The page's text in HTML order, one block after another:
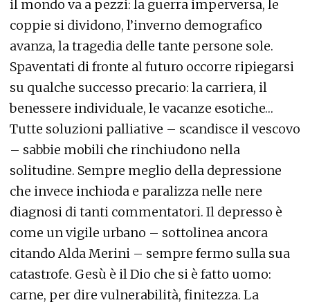
il mondo va a pezzi: la guerra imperversa, le
coppie si dividono, l’inverno demografico
avanza, la tragedia delle tante persone sole.
Spaventati di fronte al futuro occorre ripiegarsi
su qualche successo precario: la carriera, il
benessere individuale, le vacanze esotiche…
Tutte soluzioni palliative – scandisce il vescovo
– sabbie mobili che rinchiudono nella
solitudine. Sempre meglio della depressione
che invece inchioda e paralizza nelle nere
diagnosi di tanti commentatori. Il depresso è
come un vigile urbano – sottolinea ancora
citando Alda Merini – sempre fermo sulla sua
catastrofe. Gesù è il Dio che si è fatto uomo:
carne, per dire vulnerabilità, finitezza. La